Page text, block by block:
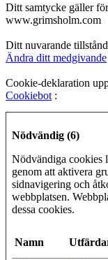
Ditt samtycke gäller
www.grimsholm.com
Ditt nuvarande
Ändra ditt medgivande
Cookie-deklaration
Cookiebot :
Nödvändig (6)
Nödvändiga cookies
genom att aktivera
sidnavigering och
webbplatsen.
dessa cookies.
Namn